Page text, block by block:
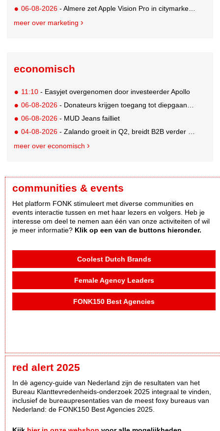
06-08-2026 - Almere zet Apple Vision Pro in citymarketing
meer over marketing
economisch
11:10 - Easyjet overgenomen door investeerder Apollo
06-08-2026 - Donateurs krijgen toegang tot diepgaandere informatie over goede doelen
06-08-2026 - MUD Jeans failliet
04-08-2026 - Zalando groeit in Q2, breidt B2B verder uit en innoveert met AI
meer over economisch
communities & events
Het platform FONK stimuleert met diverse communities en
events interactie tussen en met haar lezers en volgers. Heb je
interesse om deel te nemen aan één van onze activiteiten of wil
je meer informatie? Klik op een van de buttons hieronder.
Coolest Dutch Brands
Female Agency Leaders
FONK150 Best Agencies
red alert 2025
In dè agency-guide van Nederland zijn de resultaten van het
Bureau Klanttevredenheids-onderzoek 2025 integraal te vinden,
inclusief de bureaupresentaties van de meest foxy bureaus van
Nederland: de FONK150 Best Agencies 2025.